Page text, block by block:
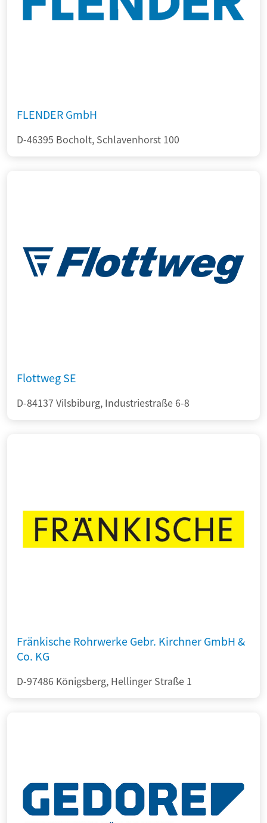
FLENDER GmbH
D-46395 Bocholt, Schlavenhorst 100
Flottweg SE
D-84137 Vilsbiburg, Industriestraße 6-8
Fränkische Rohrwerke Gebr. Kirchner GmbH &
Co. KG
D-97486 Königsberg, Hellinger Straße 1